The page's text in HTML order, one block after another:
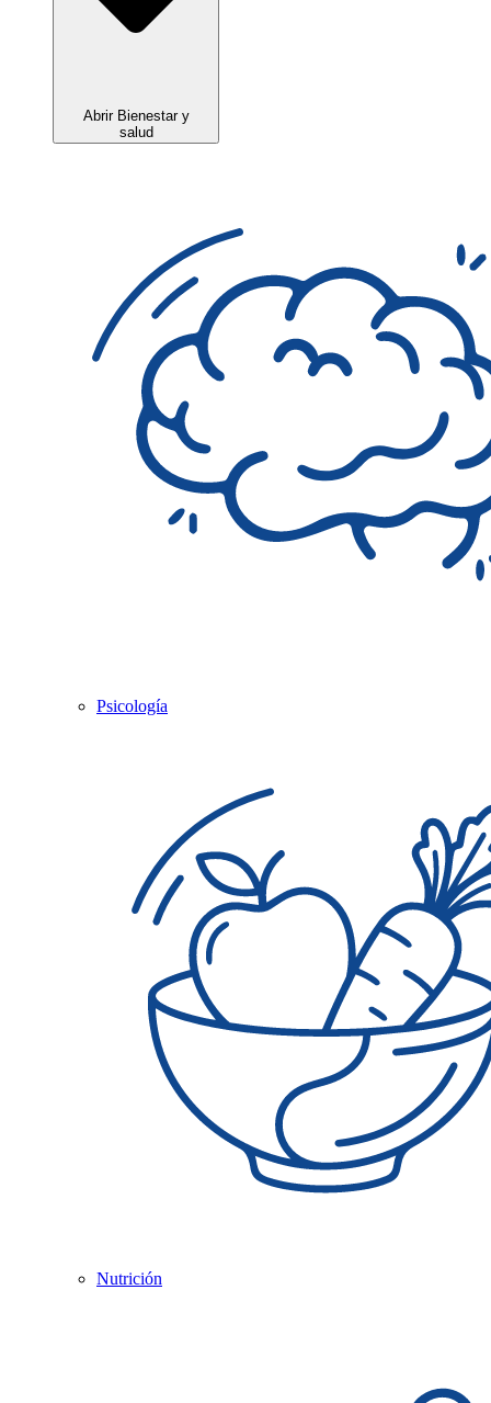
Abrir Bienestar y
salud
Psicología
Nutrición